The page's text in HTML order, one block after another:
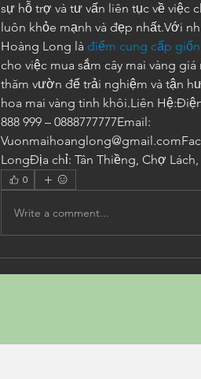
sự hỗ trợ và tư vấn liên tục về việc
luôn khỏe mạnh và đẹp nhất.Với
Hoàng Long là điểm cung cấp
cho việc mua sắm cây mai vàng
thăm vườn để trải nghiệm và tận
hoa mai vàng tinh khôi.Liên
888 999 – 0888777777Email:
LongĐịa chỉ: Tân Thiềng, Chợ Lách,
0
Write a comment...